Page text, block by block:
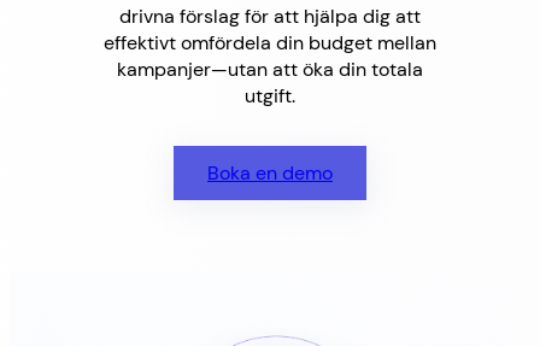
drivna förslag för att hjälpa dig att
effektivt omfördela din budget mellan
kampanjer—utan att öka din totala
utgift.
Boka en demo